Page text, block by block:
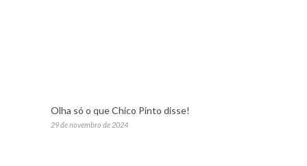
Olha só o que Chico Pinto disse!
29 de novembro de 2024